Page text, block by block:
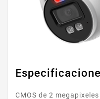
CMOS de 2 megapixeles